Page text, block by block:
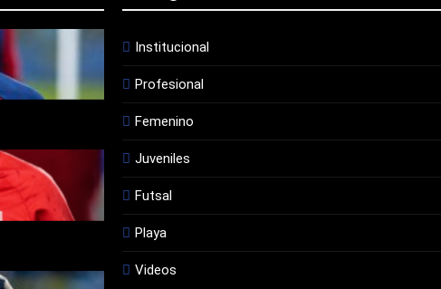
Institucional
Profesional
Femenino
Juveniles
Futsal
Playa
Videos